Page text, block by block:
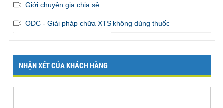
Giới chuyên gia chia sẻ
ODC - Giải pháp chữa XTS không dùng thuốc
NHẬN XÉT CỦA KHÁCH HÀNG